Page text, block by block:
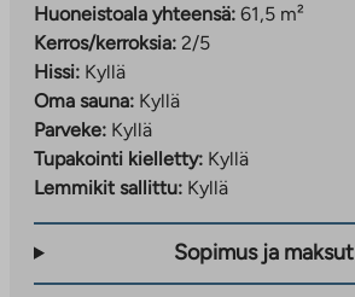
Huoneistoala yhteensä: 61,5 m²
Kerros/kerroksia: 2/5
Hissi: Kyllä
Oma sauna: Kyllä
Parveke: Kyllä
Tupakointi kielletty: Kyllä
Lemmikit sallittu: Kyllä
Sopimus ja maksut